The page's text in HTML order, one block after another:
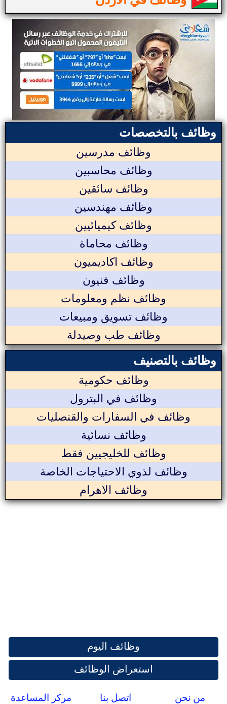
وظائف بالتخصصات
وظائف مدرسين
وظائف محاسبين
وظائف سائقين
وظائف مهندسين
وظائف كيميائيين
وظائف محاماة
وظائف اكاديميون
وظائف فنيون
وظائف نظم ومعلومات
وظائف تسويق ومبيعات
وظائف طب وصيدلة
وظائف بالتصنيف
وظائف حكومية
وظائف في البترول
وظائف في السفارات والقنصليات
وظائف نسائية
وظائف للخليجيين فقط
وظائف لذوي الاحتياجات الخاصة
وظائف الاهرام
وظائف اليوم
استعراض الوظائف
من نحن اتصل بنا مركز المساعدة